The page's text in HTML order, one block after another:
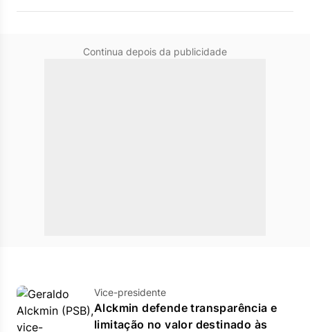
Continua depois da publicidade
Vice-presidente
Alckmin defende transparência e
limitação no valor destinado às